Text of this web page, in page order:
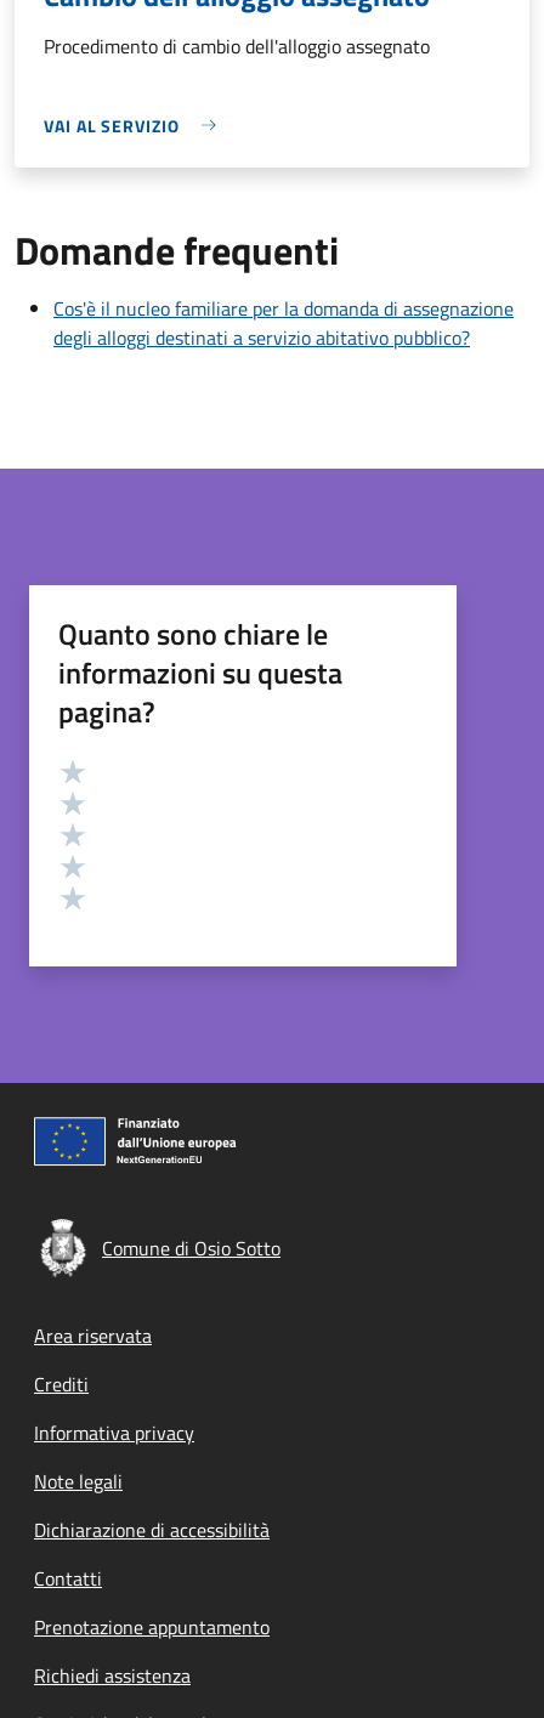
Procedimento di cambio dell'alloggio assegnato
VAI AL SERVIZIO
Domande frequenti
Cos'è il nucleo familiare per la domanda di assegnazione
degli alloggi destinati a servizio abitativo pubblico?
Quanto sono chiare le
informazioni su questa
pagina?
Valutazione
Comune di Osio Sotto
Footer menu
Area riservata
Crediti
Informativa privacy
Note legali
Dichiarazione di accessibilità
Contatti
Prenotazione appuntamento
Richiedi assistenza